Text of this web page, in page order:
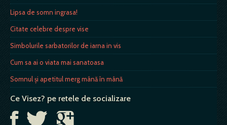
Lipsa de somn ingrasa!
Citate celebre despre vise
Simbolurile sarbatorilor de iarna in vis
Cum sa ai o viata mai sanatoasa
Somnul şi apetitul merg mână în mână
Ce Visez? pe retele de socializare